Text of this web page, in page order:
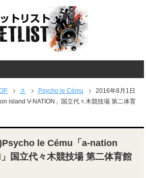
さ Psycho le Cému
2016年8月1日
island V-NATION」国立代々木競技場 第二体育
le Cému「a-nation
国立代々木競技場 第二体育館